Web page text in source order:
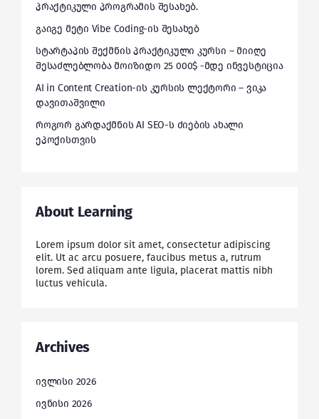
პრაქტიკული პროგრამის შესახებ.
გაიგე მეტი Vibe Coding-ის შესახებ
სტარტაპის შექმნის პრაქტიკული კურსი – მიიღე
შესაძლებლობა მოიზიდო 25 000$ -მდე ინვესტიცია
AI in Content Creation-ის კურსის ლექტორი – ვიკა
დავითაშვილი
როგორ გარდაქმნის AI SEO-ს ძიების ახალი
ეპოქისთვის
About Learning
Lorem ipsum dolor sit amet, consectetur adipiscing
elit. Ut ac arcu posuere, faucibus metus a, rutrum
lorem. Sed aliquam ante ligula, placerat mattis nibh
luctus vehicula.
Archives
ივლისი 2026
ივნისი 2026